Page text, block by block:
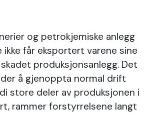
og petrokjemiske anlegg
får eksportert varene sine
produksjonsanlegg. Det
å gjenoppta normal drift
store deler av produksjonen i
rammer forstyrrelsene langt